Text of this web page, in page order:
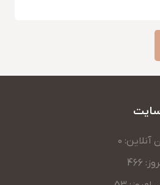
سایت
آنلاین: 0
466